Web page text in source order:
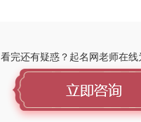
看完还有疑惑？起名网老师在线